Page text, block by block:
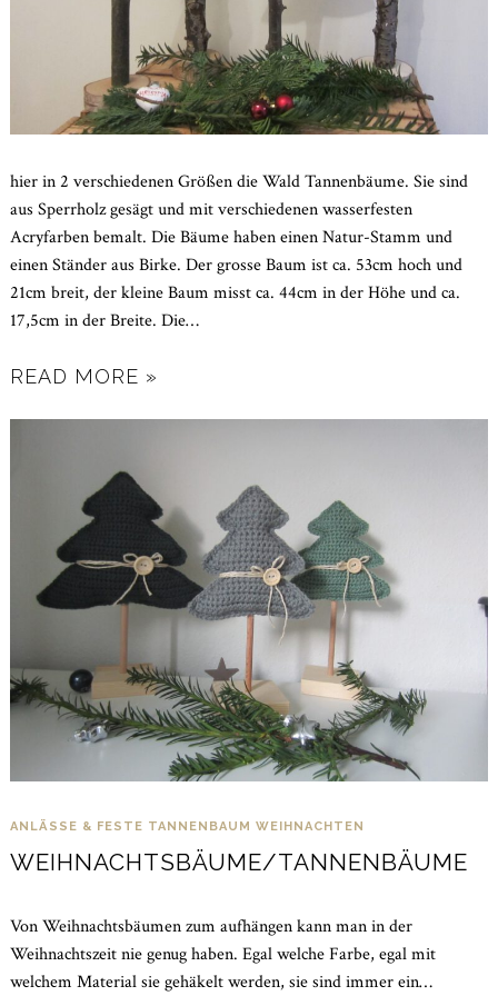
hier in 2 verschiedenen Größen die Wald Tannenbäume. Sie sind
aus Sperrholz gesägt und mit verschiedenen wasserfesten
Acryfarben bemalt. Die Bäume haben einen Natur-Stamm und
einen Ständer aus Birke. Der grosse Baum ist ca. 53cm hoch und
21cm breit, der kleine Baum misst ca. 44cm in der Höhe und ca.
17,5cm in der Breite. Die…
READ MORE »
ANLÄSSE & FESTE TANNENBAUM WEIHNACHTEN
WEIHNACHTSBÄUME/TANNENBÄUME
Von Weihnachtsbäumen zum aufhängen kann man in der
Weihnachtszeit nie genug haben. Egal welche Farbe, egal mit
welchem Material sie gehäkelt werden, sie sind immer ein…